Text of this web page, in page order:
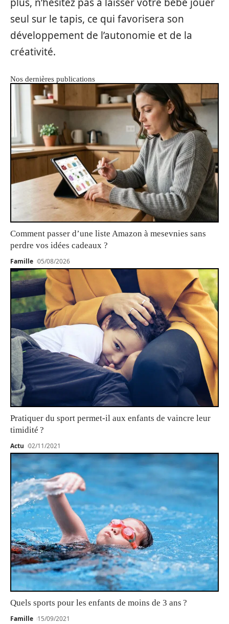
plus, n’hésitez pas à laisser votre bébé jouer
seul sur le tapis, ce qui favorisera son
développement de l’autonomie et de la
créativité.
Nos dernières publications
Comment passer d’une liste Amazon à mesevnies sans
perdre vos idées cadeaux ?
Famille 05/08/2026
Pratiquer du sport permet-il aux enfants de vaincre leur
timidité ?
Actu 02/11/2021
Quels sports pour les enfants de moins de 3 ans ?
Famille 15/09/2021